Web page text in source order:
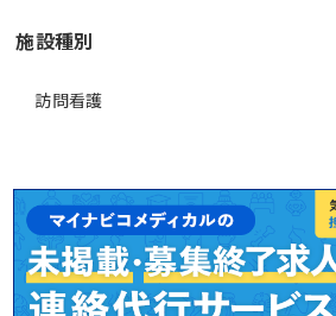
施設種別
訪問看護